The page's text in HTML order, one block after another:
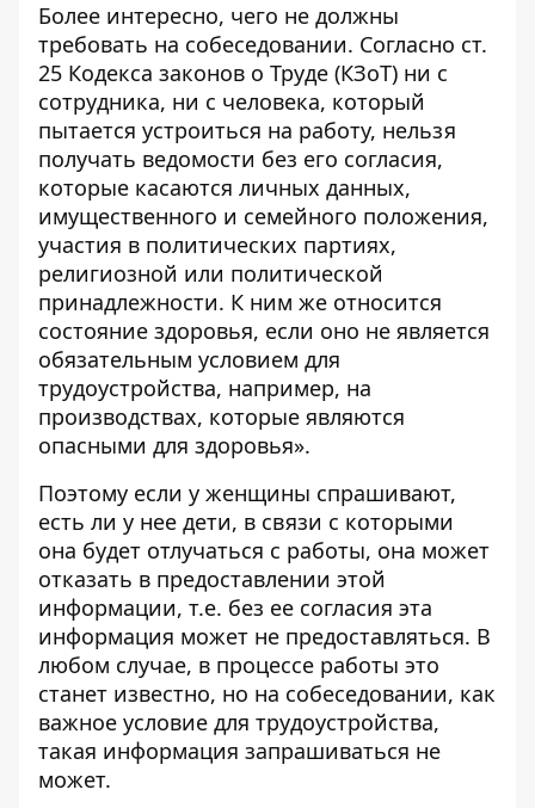
Более интересно, чего не должны
требовать на собеседовании. Согласно ст.
25 Кодекса законов о Труде (КЗоТ) ни с
сотрудника, ни с человека, который
пытается устроиться на работу, нельзя
получать ведомости без его согласия,
которые касаются личных данных,
имущественного и семейного положения,
участия в политических партиях,
религиозной или политической
принадлежности. К ним же относится
состояние здоровья, если оно не является
обязательным условием для
трудоустройства, например, на
производствах, которые являются
опасными для здоровья».
Поэтому если у женщины спрашивают,
есть ли у нее дети, в связи с которыми
она будет отлучаться с работы, она может
отказать в предоставлении этой
информации, т.е. без ее согласия эта
информация может не предоставляться. В
любом случае, в процессе работы это
станет известно, но на собеседовании, как
важное условие для трудоустройства,
такая информация запрашиваться не
может.